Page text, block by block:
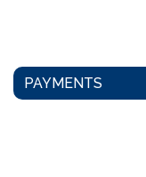
PAYMENTS